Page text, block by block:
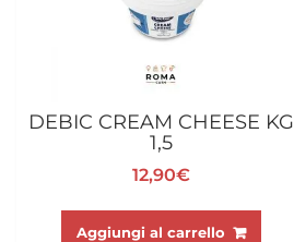
DEBIC CREAM CHEESE KG
1,5
12,90€
Aggiungi al carrello